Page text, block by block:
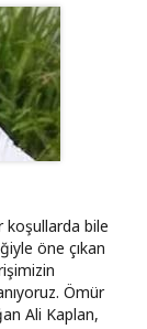
koşullarda bile
öne çıkan
Ömür
Ali Kaplan,